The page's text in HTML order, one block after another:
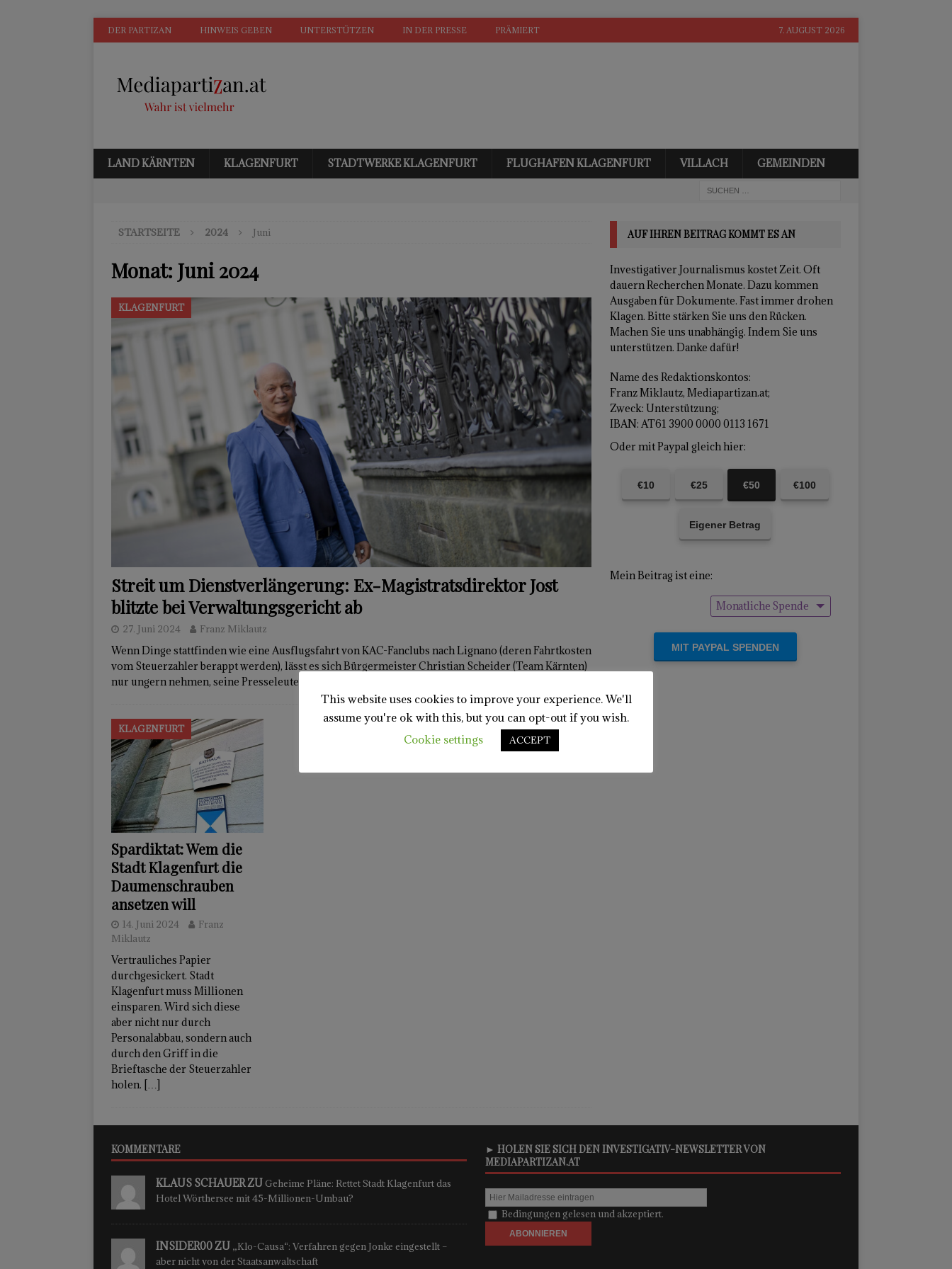
DER PARTIZAN HINWEIS GEBEN UNTERSTÜTZEN IN DER PRESSE PRÄMIERT 7. AUGUST 2026
LAND KÄRNTEN KLAGENFURT STADTWERKE KLAGENFURT FLUGHAFEN KLAGENFURT VILLACH GEMEINDEN
STARTSEITE 2024 Juni
Monat: Juni 2024
KLAGENFURT
Streit um Dienstverlängerung: Ex-Magistratsdirektor Jost
blitzte bei Verwaltungsgericht ab
27. Juni 2024 Franz Miklautz
Wenn Dinge stattfinden wie eine Ausflugsfahrt von KAC-Fanclubs nach Lignano (deren Fahrtkosten
vom Steuerzahler berappt werden), lässt es sich Bürgermeister Christian Scheider (Team Kärnten)
nur ungern nehmen, seine Presseleute eine Aussendung über den Äther jagen zu lassen.
KLAGENFURT
Spardiktat: Wem die
Stadt Klagenfurt die
Daumenschrauben
ansetzen will
14. Juni 2024
Franz
Miklautz
Vertrauliches Papier
durchgesickert. Stadt
Klagenfurt muss Millionen
einsparen. Wird sich diese
aber nicht nur durch
Personalabbau, sondern auch
durch den Griff in die
Brieftasche der Steuerzahler
holen. […]
AUF IHREN BEITRAG KOMMT ES AN
Investigativer Journalismus kostet Zeit. Oft
dauern Recherchen Monate. Dazu kommen
Ausgaben für Dokumente. Fast immer drohen
Klagen. Bitte stärken Sie uns den Rücken.
Machen Sie uns unabhängig. Indem Sie uns
unterstützen. Danke dafür!
Name des Redaktionskontos:
Franz Miklautz, Mediapartizan.at;
Zweck: Unterstützung;
IBAN: AT61 3900 0000 0113 1671
Oder mit Paypal gleich hier:
€10 €25 €50 €100
Eigener Betrag
Mein Beitrag ist eine:
Monatliche Spende
KOMMENTARE
KLAUS SCHAUER ZUGeheime Pläne: Rettet Stadt Klagenfurt das
Hotel Wörthersee mit 45-Millionen-Umbau?
INSIDER00 ZU „Klo-Causa“: Verfahren gegen Jonke eingestellt –
aber nicht von der Staatsanwaltschaft
► HOLEN SIE SICH DEN INVESTIGATIV-NEWSLETTER VON
MEDIAPARTIZAN.AT
Bedingungen gelesen und akzeptiert.
This website uses cookies to improve your experience. We'll
assume you're ok with this, but you can opt-out if you wish.
Cookie settings
ACCEPT